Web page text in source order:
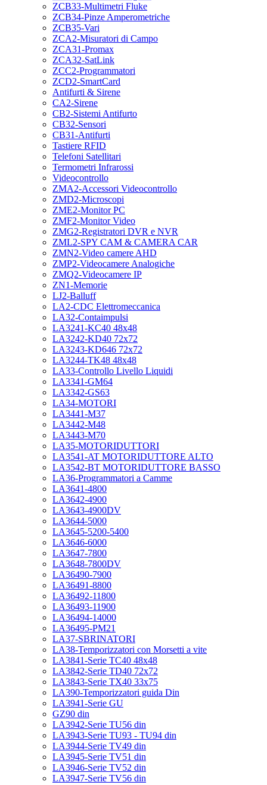
ZCB33-Multimetri Fluke
ZCB34-Pinze Amperometriche
ZCB35-Vari
ZCA2-Misuratori di Campo
ZCA31-Promax
ZCA32-SatLink
ZCC2-Programmatori
ZCD2-SmartCard
Antifurti & Sirene
CA2-Sirene
CB2-Sistemi Antifurto
CB32-Sensori
CB31-Antifurti
Tastiere RFID
Telefoni Satellitari
Termometri Infrarossi
Videocontrollo
ZMA2-Accessori Videocontrollo
ZMD2-Microscopi
ZME2-Monitor PC
ZMF2-Monitor Video
ZMG2-Registratori DVR e NVR
ZML2-SPY CAM & CAMERA CAR
ZMN2-Video camere AHD
ZMP2-Videocamere Analogiche
ZMQ2-Videocamere IP
ZN1-Memorie
LJ2-Balluff
LA2-CDC Elettromeccanica
LA32-Contaimpulsi
LA3241-KC40 48x48
LA3242-KD40 72x72
LA3243-KD646 72x72
LA3244-TK48 48x48
LA33-Controllo Livello Liquidi
LA3341-GM64
LA3342-GS63
LA34-MOTORI
LA3441-M37
LA3442-M48
LA3443-M70
LA35-MOTORIDUTTORI
LA3541-AT MOTORIDUTTORE ALTO
LA3542-BT MOTORIDUTTORE BASSO
LA36-Programmatori a Camme
LA3641-4800
LA3642-4900
LA3643-4900DV
LA3644-5000
LA3645-5200-5400
LA3646-6000
LA3647-7800
LA3648-7800DV
LA36490-7900
LA36491-8800
LA36492-11800
LA36493-11900
LA36494-14000
LA36495-PM21
LA37-SBRINATORI
LA38-Temporizzatori con Morsetti a vite
LA3841-Serie TC40 48x48
LA3842-Serie TD40 72x72
LA3843-Serie TX40 33x75
LA390-Temporizzatori guida Din
LA3941-Serie GU
GZ90 din
LA3942-Serie TU56 din
LA3943-Serie TU93 - TU94 din
LA3944-Serie TV49 din
LA3945-Serie TV51 din
LA3946-Serie TV52 din
LA3947-Serie TV56 din